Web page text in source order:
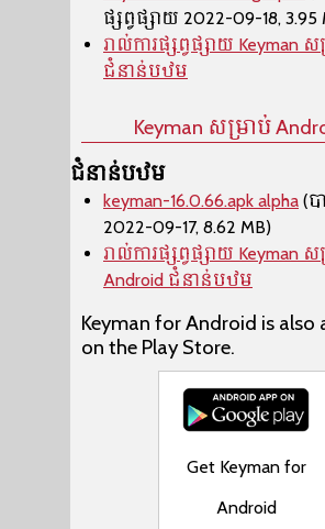
ផ្សព្វផ្សាយ 2022-09-18, 3.95
រាល់ការផ្សព្វផ្សាយ Keyman ស
ជំនាន់បឋម
Keyman សម្រាប់
ជំនាន់បឋម
keyman-16.0.66.apk alpha (ប
2022-09-17, 8.62 MB)
រាល់ការផ្សព្វផ្សាយ Keyman ស
Android ជំនាន់បឋម
Keyman for Android is also
on the Play Store.
Get Keyman for
Android